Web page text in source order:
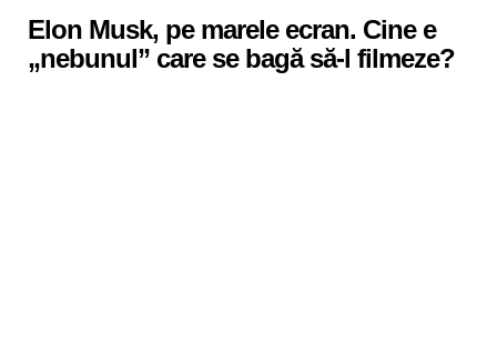
Elon Musk, pe marele ecran. Cine e
„nebunul” care se bagă să-l filmeze?